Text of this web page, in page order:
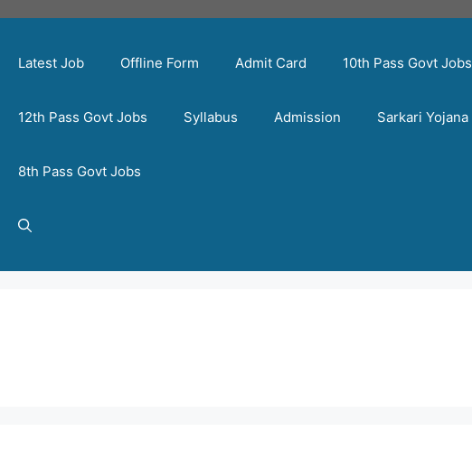
Latest Job Offline Form Admit Card 10th Pass Govt Jobs
12th Pass Govt Jobs Syllabus Admission Sarkari Yojana
8th Pass Govt Jobs